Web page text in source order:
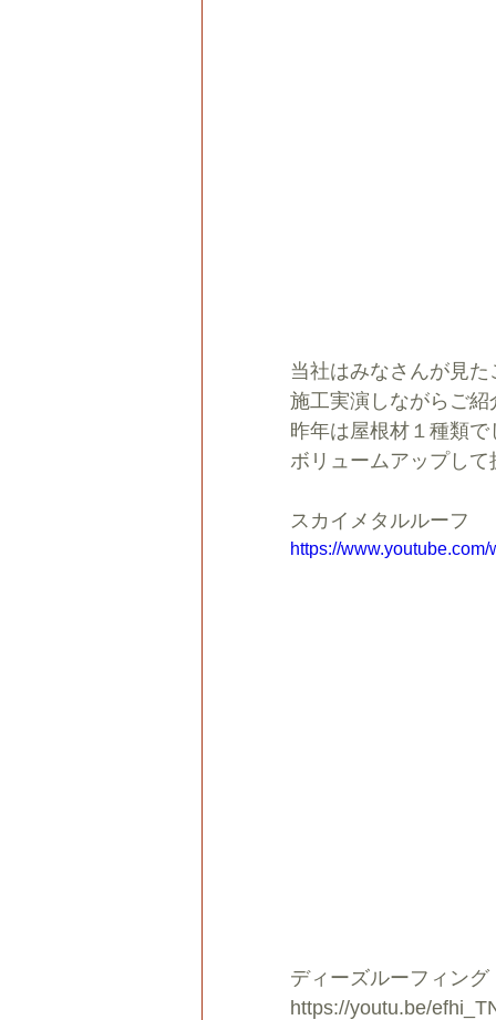
当社はみなさんが見
施工実演しながらご紹
昨年は屋根材１種類
ボリュームアップして
スカイメタルルーフ
https://
ディーズルーフィング
https://youtu.be/